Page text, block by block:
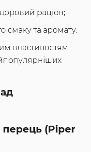
раціон;
смаку та аромату.
властивостям
(Piper